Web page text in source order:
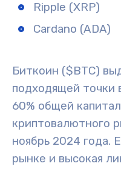
Ripple (XRP)
Cardano (ADA)
Биткоин ($BTC)
подходящей точки
60% общей
криптовалютного
ноябрь 2024 года.
рынке и высокая